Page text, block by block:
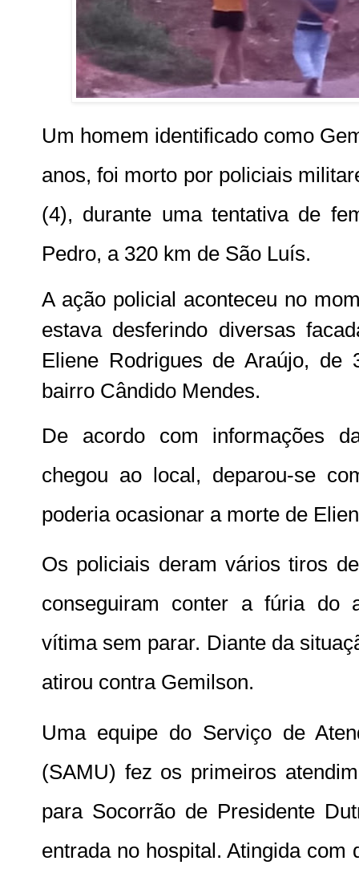
Um homem identificado como
anos, foi morto por policiais
(4), durante uma tentativa de
Pedro, a 320 km de São Luís.
A ação policial aconteceu no
estava desferindo diversas
Eliene Rodrigues de Araújo,
bairro Cândido Mendes.
De acordo com informações
chegou ao local, deparou-se
poderia ocasionar a morte de
Os policiais deram vários tiros
conseguiram conter a fúria do
vítima sem parar. Diante da
atirou contra Gemilson.
Uma equipe do Serviço de
(SAMU) fez os primeiros
para Socorrão de Presidente
entrada no hospital. Atingida com